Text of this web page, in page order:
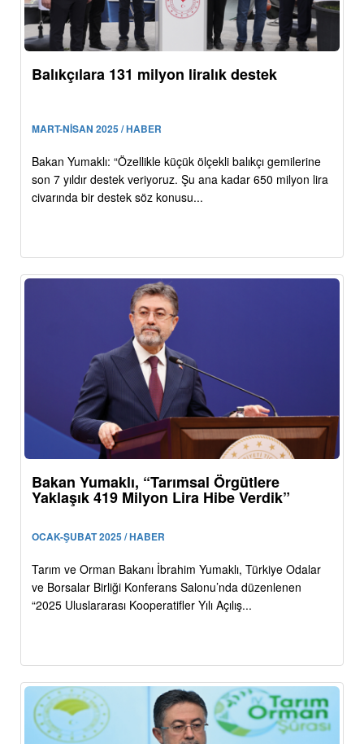
Balıkçılara 131 milyon liralık destek
MART-NİSAN 2025 / HABER
Bakan Yumaklı: “Özellikle küçük ölçekli balıkçı gemilerine
son 7 yıldır destek veriyoruz. Şu ana kadar 650 milyon lira
civarında bir destek söz konusu...
Bakan Yumaklı, “Tarımsal Örgütlere
Yaklaşık 419 Milyon Lira Hibe Verdik”
OCAK-ŞUBAT 2025 / HABER
Tarım ve Orman Bakanı İbrahim Yumaklı, Türkiye Odalar
ve Borsalar Birliği Konferans Salonu’nda düzenlenen
“2025 Uluslararası Kooperatifler Yılı Açılış...